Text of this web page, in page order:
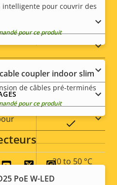
de
Oui
Oui
de
-20 to 50 °C
intelligente pour couvrir des
pour ce produit
coupler indoor slim
de câbles pré-terminés
pour ce produit
PoE W-LED